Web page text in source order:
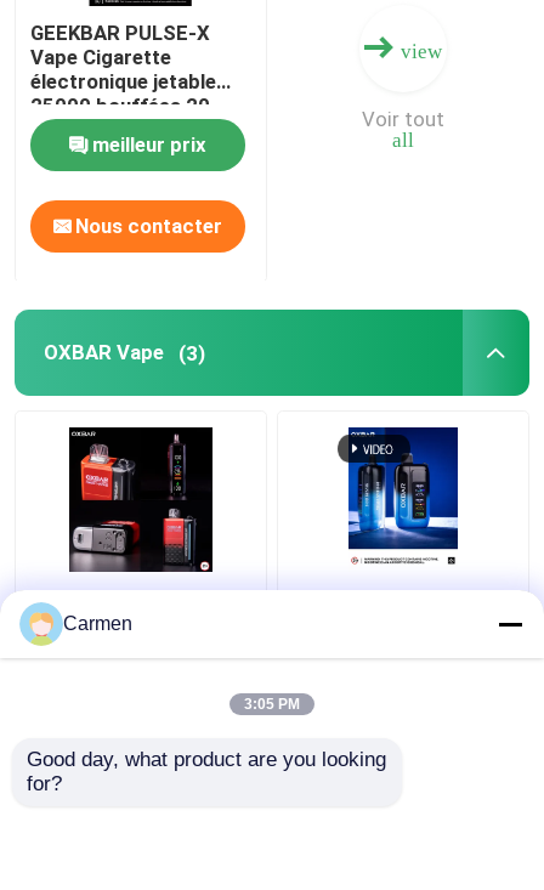
Vapeur EPE
VAPORLAX vapeur
Vapeur ENVA
Okk Vape
GEEKBAR PULSE-X
Vape Cigarette
électronique jetable
25000 bouffées 20
saveurs Le premier
écran incurvé au
monde
meilleur prix
Nous contacter
view
all
Voir tout
OXBAR Vape (3)
OXBAR MAGIC MAZE2
Vapor jetable 30000
Puffs Matériel de
OXBAR ICE NIC 35000
Bouffées jetables Vape
Carmen
3:05 PM
Good day, what product are you looking
for?